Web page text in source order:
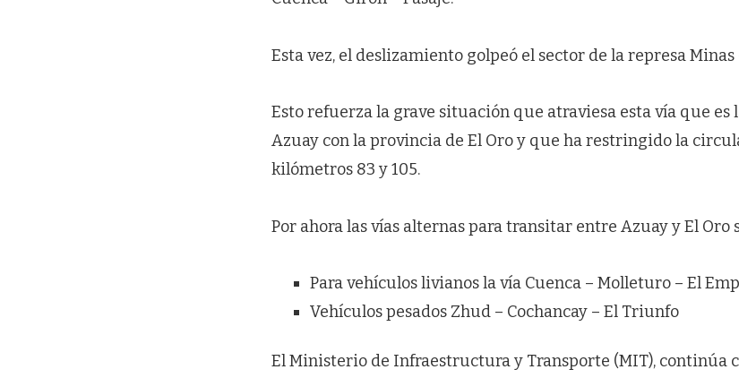
Esta vez, el deslizamiento golpeó el sector de la represa Minas
Esto refuerza la grave situación que atraviesa esta vía que
Azuay con la provincia de El Oro y que ha restringido la
kilómetros 83 y 105.
Por ahora las vías alternas para transitar entre Azuay y El Oro
Para vehículos livianos la vía Cuenca – Molleturo – El
Vehículos pesados Zhud – Cochancay – El Triunfo
El Ministerio de Infraestructura y Transporte (MIT), continúa